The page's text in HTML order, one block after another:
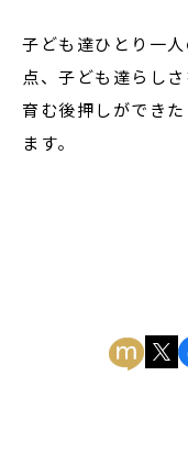
子ども達ひとり一
点、子ども達らし
育む後押しができ
ます。